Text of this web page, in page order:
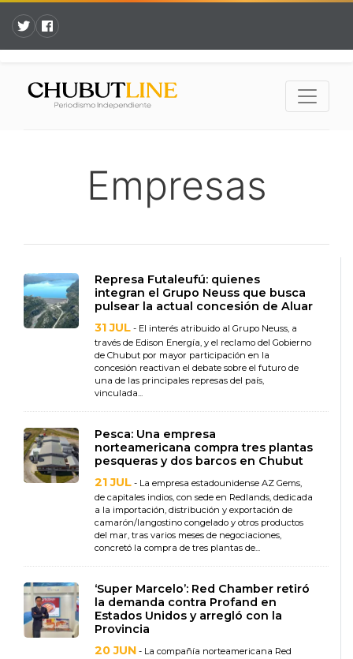
Empresas
Represa Futaleufú: quienes
integran el Grupo Neuss que busca
pulsear la actual concesión de Aluar
31 JUL - El interés atribuido al Grupo Neuss, a
través de Edison Energía, y el reclamo del Gobierno
de Chubut por mayor participación en la
concesión reactivan el debate sobre el futuro de
una de las principales represas del país,
vinculada...
Pesca: Una empresa
norteamericana compra tres plantas
pesqueras y dos barcos en Chubut
21 JUL - La empresa estadounidense AZ Gems,
de capitales indios, con sede en Redlands, dedicada
a la importación, distribución y exportación de
camarón/langostino congelado y otros productos
del mar, tras varios meses de negociaciones,
concretó la compra de tres plantas de...
‘Super Marcelo’: Red Chamber retiró
la demanda contra Profand en
Estados Unidos y arregló con la
Provincia
20 JUN - La compañía norteamericana Red